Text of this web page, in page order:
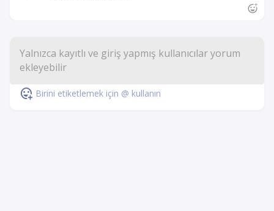
Birini etiketlemek için @ kullanın